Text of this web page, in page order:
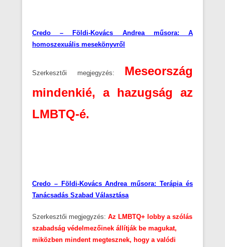
Credo – Földi-Kovács Andrea műsora: A
homoszexuális mesekönyvről
Szerkesztői megjegyzés: Meseország
mindenkié, a hazugság az
LMBTQ-é.
Credo – Földi-Kovács Andrea műsora: Terápia és
Tanácsadás Szabad Választása
Szerkesztői megjegyzés: Az LMBTQ+ lobby a szólás
szabadság védelmezőinek állítják be magukat,
miközben mindent megtesznek, hogy a valódi